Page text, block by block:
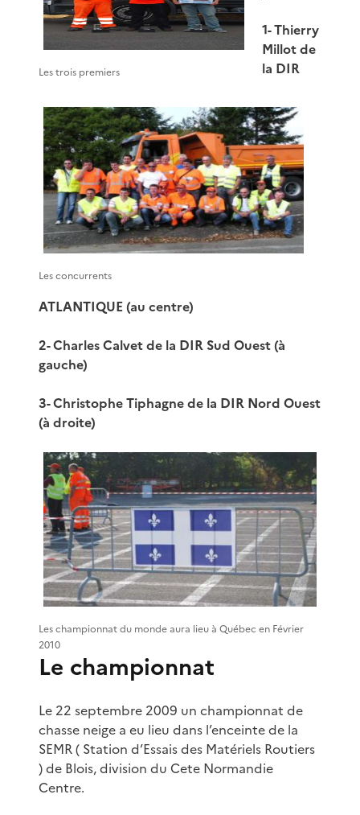
Les trois premiers
Les concurrents
1- Thierry
Millot de
la DIR
ATLANTIQUE (au centre)
2- Charles Calvet de la DIR Sud Ouest (à
gauche)
3- Christophe Tiphagne de la DIR Nord Ouest
(à droite)
Les championnat du monde aura lieu à Québec en Février
2010
Le championnat
Le 22 septembre 2009 un championnat de
chasse neige a eu lieu dans l’enceinte de la
SEMR ( Station d’Essais des Matériels Routiers
) de Blois, division du Cete Normandie
Centre.